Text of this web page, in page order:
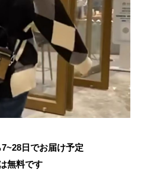
日でお届け予定
無料です